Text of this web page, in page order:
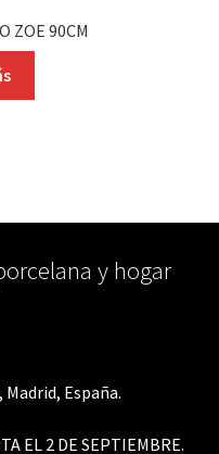
ZOE 90CM
y hogar
España.
EL 2 DE SEPTIEMBRE.